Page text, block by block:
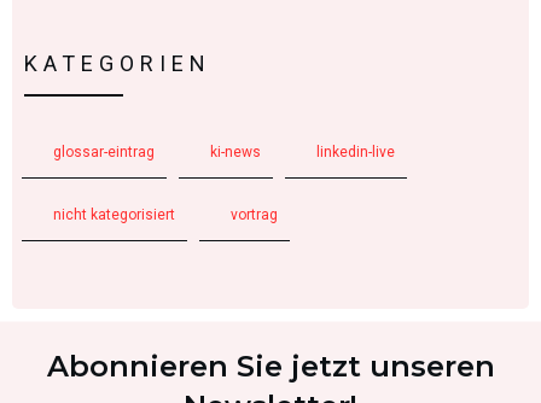
KATEGORIEN
glossar-eintrag ki-news linkedin-live
nicht kategorisiert vortrag
Abonnieren Sie jetzt unseren